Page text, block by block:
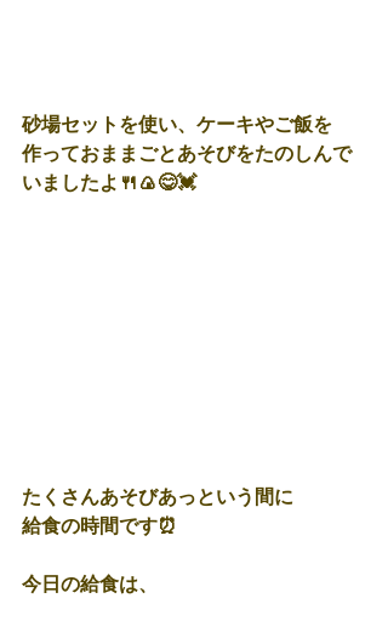
砂場セットを使い、ケーキやご飯を
作っておままごとあそびをたのしんで
いましたよ🍴🍙😋💓
たくさんあそびあっという間に
給食の時間です⏰
今日の給食は、